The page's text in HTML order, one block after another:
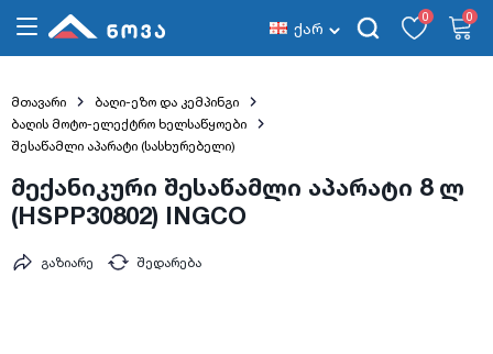
ქარ
0 0
მთავარი
ბაღი-ეზო და კემპინგი
ბაღის მოტო-ელექტრო ხელსაწყოები
შესაწამლი აპარატი (სასხურებელი)
მექანიკური შესაწამლი აპარატი 8 ლ
(HSPP30802) INGCO
შედარება
გაზიარე